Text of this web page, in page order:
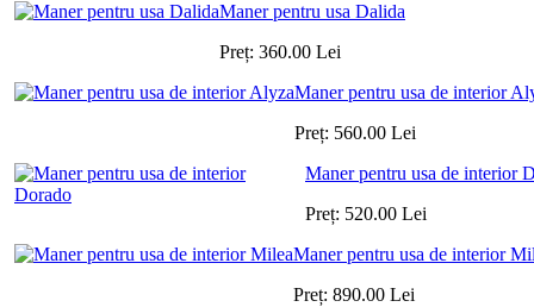
Maner pentru usa Dalida
Preț: 360.00 Lei
Maner pentru usa de interior
Preț: 560.00 Lei
Maner pentru usa de interior
Preț: 520.00 Lei
Maner pentru usa de interior
Preț: 890.00 Lei